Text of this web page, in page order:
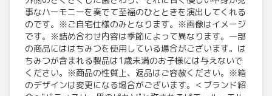
事なハーモニーを奏でて至福のひとときを演出してくれる
のです。※ご自宅仕様のみとなります。※画像はイメージ
です。※詰め合わせ内容は季節によって異なります。一部
の商品にははちみつを使用している場合がございます。は
ちみつが含まれる製品は1歳未満のお子様には与えないで
ください。※商品の性質上、返品はご容赦ください。※箱
のデザインは変更になる場合がございます。＜ブランド紹